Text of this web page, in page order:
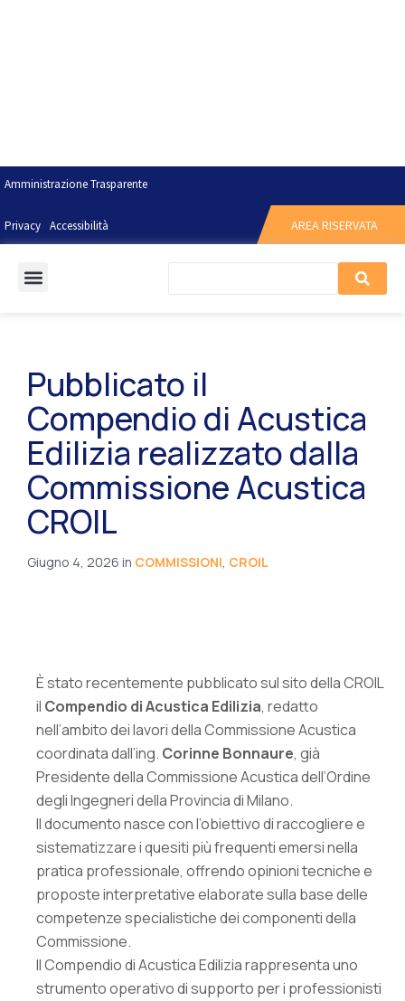
Amministrazione Trasparente
Privacy Accessibilità AREA RISERVATA
Pubblicato il
Compendio di Acustica
Edilizia realizzato dalla
Commissione Acustica
CROIL
Giugno 4, 2026 in COMMISSIONI, CROIL
È stato recentemente pubblicato sul sito della CROIL
il Compendio di Acustica Edilizia, redatto
nell’ambito dei lavori della Commissione Acustica
coordinata dall’ing. Corinne Bonnaure, già
Presidente della Commissione Acustica dell’Ordine
degli Ingegneri della Provincia di Milano.
Il documento nasce con l’obiettivo di raccogliere e
sistematizzare i quesiti più frequenti emersi nella
pratica professionale, offrendo opinioni tecniche e
proposte interpretative elaborate sulla base delle
competenze specialistiche dei componenti della
Commissione.
Il Compendio di Acustica Edilizia rappresenta uno
strumento operativo di supporto per i professionisti